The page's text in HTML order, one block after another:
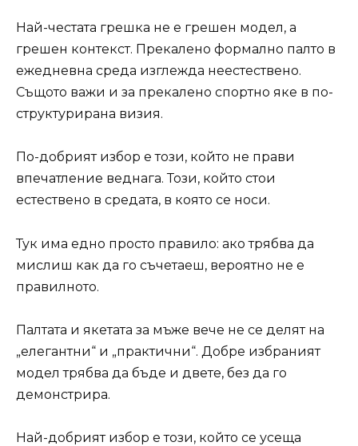
Най-честата грешка не е грешен модел, а
грешен контекст. Прекалено формално палто в
ежедневна среда изглежда неестествено.
Същото важи и за прекалено спортно яке в по-
структурирана визия.
По-добрият избор е този, който не прави
впечатление веднага. Този, който стои
естествено в средата, в която се носи.
Тук има едно просто правило: ако трябва да
мислиш как да го съчетаеш, вероятно не е
правилното.
Палтата и якетата за мъже вече не се делят на
„елегантни“ и „практични“. Добре избраният
модел трябва да бъде и двете, без да го
демонстрира.
Най-добрият избор е този, който се усеща